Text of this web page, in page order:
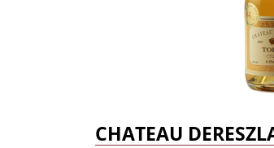
CHATEAU